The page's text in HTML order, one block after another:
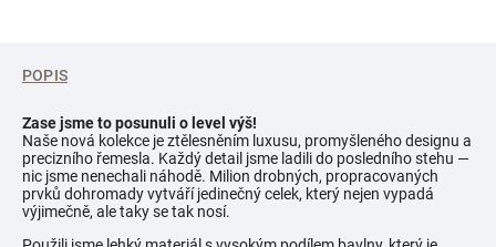
POPIS
Zase jsme to posunuli o level výš!
Naše nová kolekce je ztělesněním luxusu, promyšleného designu a
precizního řemesla. Každý detail jsme ladili do posledního stehu —
nic jsme nenechali náhodě. Milion drobných, propracovaných
prvků dohromady vytváří jedinečný celek, který nejen vypadá
výjimečně, ale taky se tak nosí.